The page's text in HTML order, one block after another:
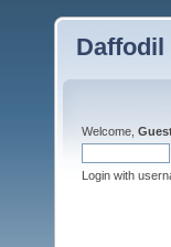
Welcome,
Login with